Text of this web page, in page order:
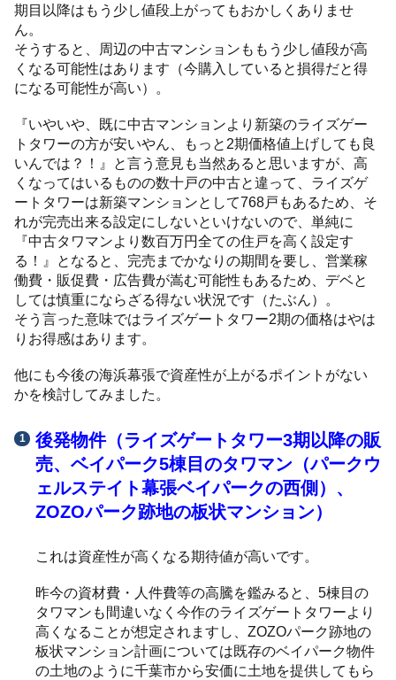
期目以降はもう少し値段上がってもおかしくありませ
ん。
そうすると、周辺の中古マンションももう少し値段が高
くなる可能性はあります（今購入していると損得だと得
になる可能性が高い）。
『いやいや、既に中古マンションより新築のライズゲー
トタワーの方が安いやん、もっと2期価格値上げしても良
いんでは？！』と言う意見も当然あると思いますが、高
くなってはいるものの数十戸の中古と違って、ライズゲ
ートタワーは新築マンションとして768戸もあるため、そ
れが完売出来る設定にしないといけないので、単純に
『中古タワマンより数百万円全ての住戸を高く設定す
る！』となると、完売までかなりの期間を要し、営業稼
働費・販促費・広告費が嵩む可能性もあるため、デベと
しては慎重にならざる得ない状況です（たぶん）。
そう言った意味ではライズゲートタワー2期の価格はやは
りお得感はあります。
他にも今後の海浜幕張で資産性が上がるポイントがない
かを検討してみました。
後発物件（ライズゲートタワー3期以降の販
売、ベイパーク5棟目のタワマン（パークウ
ェルステイト幕張ベイパークの西側）、
ZOZOパーク跡地の板状マンション）
これは資産性が高くなる期待値が高いです。
昨今の資材費・人件費等の高騰を鑑みると、5棟目の
タワマンも間違いなく今作のライズゲートタワーより
高くなることが想定されますし、ZOZOパーク跡地の
板状マンション計画については既存のベイパーク物件
の土地のように千葉市から安価に土地を提供してもら